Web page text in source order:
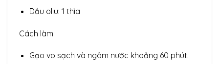
Dầu oliu: 1 thìa
Cách làm:
Gạo vo sạch và ngâm nước khoảng 60 phút.